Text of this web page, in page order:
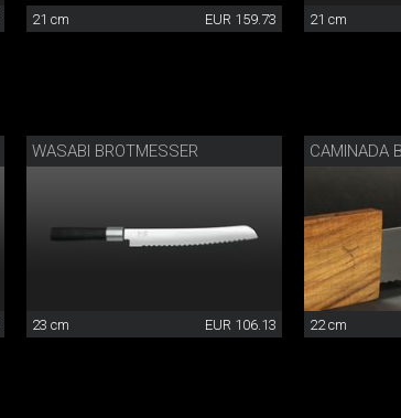
21 cm EUR 159.73 21 cm
WASABI BROTMESSER
23 cm EUR 106.13 22 cm